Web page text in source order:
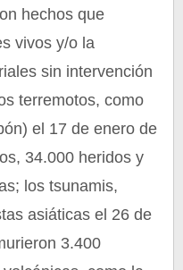
hechos que
vivos y/o la
sin intervención
terremotos, como
el 17 de enero de
34.000 heridos y
los tsunamis,
asiáticas el 26 de
3.400